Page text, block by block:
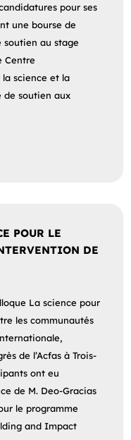
pour ses
une bourse de
soutien au stage
Centre
science et la
de soutien aux
POUR LE
DE
La science pour
les communautés
de l’Acfas à Trois-
ont eu
de M. Deo-Gracias
le programme
and Impact